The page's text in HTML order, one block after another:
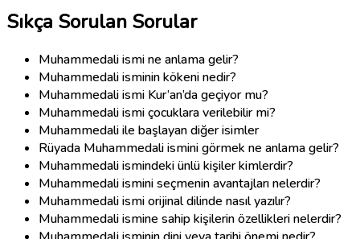
Sıkça Sorulan Sorular
Muhammedali ismi ne anlama gelir?
Muhammedali isminin kökeni nedir?
Muhammedali ismi Kur’an’da geçiyor mu?
Muhammedali ismi çocuklara verilebilir mi?
Muhammedali ile başlayan diğer isimler
Rüyada Muhammedali ismini görmek ne anlama gelir?
Muhammedali ismindeki ünlü kişiler kimlerdir?
Muhammedali ismini seçmenin avantajları nelerdir?
Muhammedali ismi orijinal dilinde nasıl yazılır?
Muhammedali ismine sahip kişilerin özellikleri nelerdir?